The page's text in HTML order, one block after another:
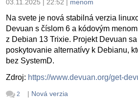
03.11.2025 | 22:52 | menom
Na svete je nová stabilná verzia
Devuan s číslom 6 a kódovým
z Debian 13 Trixie. Projekt Devuan
poskytovanie alternatívy k Debianu,
bez SystemD.
Zdroj: https://www.devuan.org/get-
2 | Nová verzia